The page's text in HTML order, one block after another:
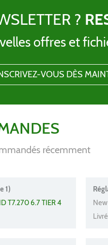
?
offres et
récemment
1)
T7.270 6.7 TIER 4